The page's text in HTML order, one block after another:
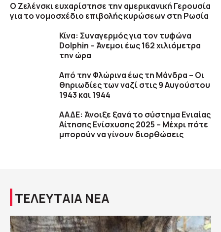
Ο Ζελένσκι ευχαρίστησε την αμερικανική Γερουσία
για το νομοσχέδιο επιβολής κυρώσεων στη Ρωσία
Κίνα: Συναγερμός για τον τυφώνα
Dolphin – Άνεμοι έως 162 χιλιόμετρα
την ώρα
Από την Φλώρινα έως τη Μάνδρα – Οι
θηριωδίες των ναζί στις 9 Αυγούστου
1943 και 1944
ΑΑΔΕ: Άνοιξε ξανά το σύστημα Ενιαίας
Αίτησης Ενίσχυσης 2025 – Μέχρι πότε
μπορούν να γίνουν διορθώσεις
ΤΕΛΕΥΤΑΙΑ ΝΕΑ